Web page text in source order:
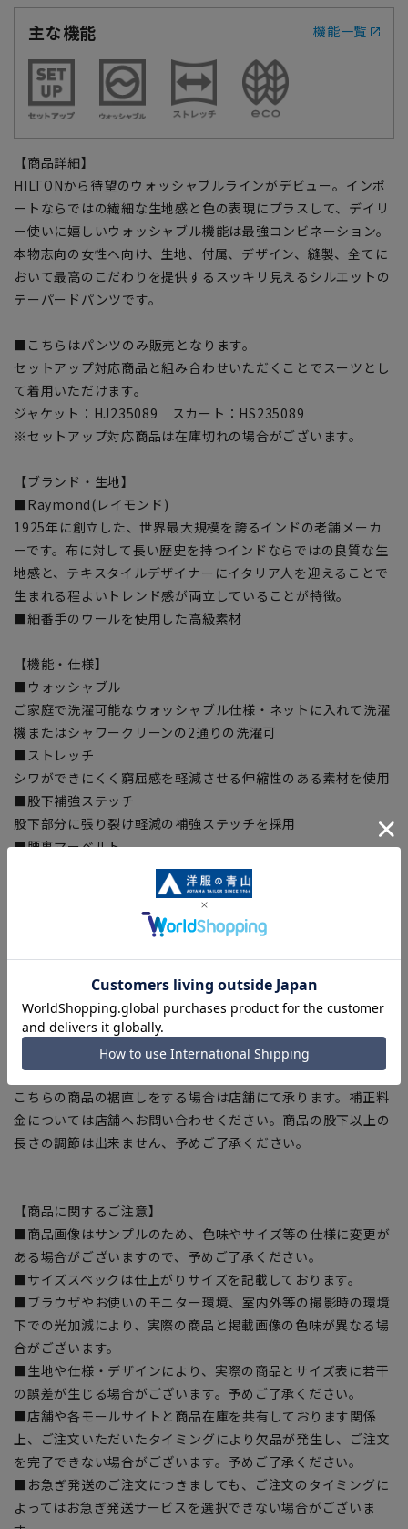
主な機能
機能一覧
【商品詳細】
HILTONから待望のウォッシャブルラインがデビュー。インポ
ートならではの繊細な生地感と色の表現にプラスして、デイリ
ー使いに嬉しいウォッシャブル機能は最強コンビネーション。
本物志向の女性へ向け、生地、付属、デザイン、縫製、全てに
おいて最高のこだわりを提供するスッキリ見えるシルエットの
テーパードパンツです。
■こちらはパンツのみ販売となります。
セットアップ対応商品と組み合わせいただくことでスーツとし
て着用いただけます。
ジャケット：HJ235089 スカート：HS235089
※セットアップ対応商品は在庫切れの場合がございます。
【ブランド・生地】
■Raymond(レイモンド)
1925年に創立した、世界最大規模を誇るインドの老舗メーカ
ーです。布に対して長い歴史を持つインドならではの良質な生
地感と、テキスタイルデザイナーにイタリア人を迎えることで
生まれる程よいトレンド感が両立していることが特徴。
■細番手のウールを使用した高級素材
【機能・仕様】
■ウォッシャブル
ご家庭で洗濯可能なウォッシャブル仕様・ネットに入れて洗濯
機またはシャワークリーンの2通りの洗濯可
■ストレッチ
シワができにくく窮屈感を軽減させる伸縮性のある素材を使用
■股下補強ステッチ
股下部分に張り裂け軽減の補強ステッチを採用
■腰裏マーベルト
トップスをインした時にトップスの裾のはみ出しを防ぐ
この商品はリサイクル原料を使用し、プラスチック・スマート
■ECOBLUE®(100%リサイクルポリエステル)
『ECOBLUE』はマテリアルリサイクルにより、ペットボトル
を繊維へと再生しています。当製品は裏地の糸の一部に
『ECOBLUE』を使用しています。
【お直しについて】
こちらの商品の裾直しをする場合は店舗にて承ります。補正料
金については店舗へお問い合わせください。商品の股下以上の
長さの調節は出来ません、予めご了承ください。
【商品に関するご注意】
■商品画像はサンプルのため、色味やサイズ等の仕様に変更が
ある場合がございますので、予めご了承ください。
■サイズスペックは仕上がりサイズを記載しております。
■ブラウザやお使いのモニター環境、室内外等の撮影時の環境
下での光加減により、実際の商品と掲載画像の色味が異なる場
合がございます。
■生地や仕様・デザインにより、実際の商品とサイズ表に若干
の誤差が生じる場合がございます。予めご了承ください。
■店舗や各モールサイトと商品在庫を共有しております関係
上、ご注文いただいたタイミングにより欠品が発生し、ご注文
を完了できない場合がございます。予めご了承ください。
■お急ぎ発送のご注文につきましても、ご注文のタイミングに
よってはお急ぎ発送サービスを選択できない場合がございま